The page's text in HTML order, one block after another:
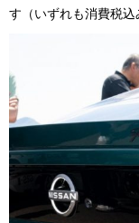
す（いずれも消費税込